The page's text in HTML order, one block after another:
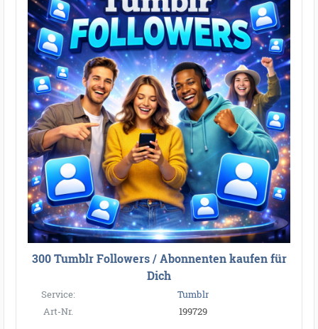
300 Tumblr Followers / Abonnenten kaufen für
Dich
Service:
Tumblr
Art-Nr.
199729